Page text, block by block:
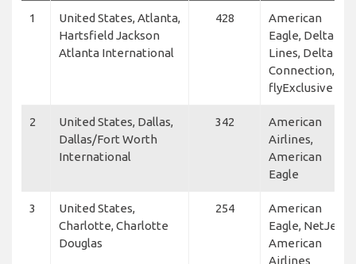
1
United States, Atlanta,
Hartsfield Jackson
Atlanta International
428
American
Eagle, Delta Air
Lines, Delta
Connection,
flyExclusive
2
United States, Dallas,
Dallas/Fort Worth
International
342
American
Airlines,
American
Eagle
3
United States,
Charlotte, Charlotte
Douglas
254
American
Eagle, NetJets,
American
Airlines